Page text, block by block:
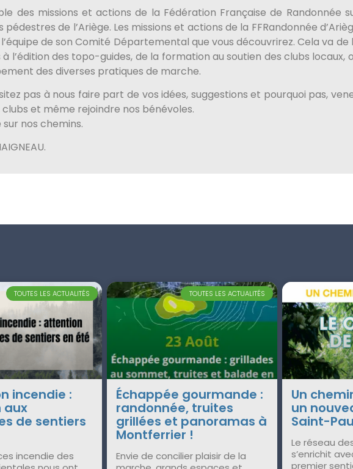
des missions et actions de la Fédération Française de Randonnée
pédestres de l’Ariège. Les missions et actions de la FFRandonnée
de son Comité Départemental que vous découvrirez. Cela va de
l’édition des topo-guides, de la formation au soutien des clubs locaux,
des diverses pratiques de marche.
pas à nous faire part de vos idées, suggestions et pourquoi pas,
et même rejoindre nos bénévoles.
nos chemins.
TOUTES LES ACTUALITÉS
incendie :
aux
de sentiers
incendie des
TOUTES LES ACTUALITÉS
Échappée gourmande :
randonnée, truites
grillées et panoramas à
Montferrier !
Envie de concilier plaisir de la
Un
un
Saint-
Le réseau
s’enrichit
premier